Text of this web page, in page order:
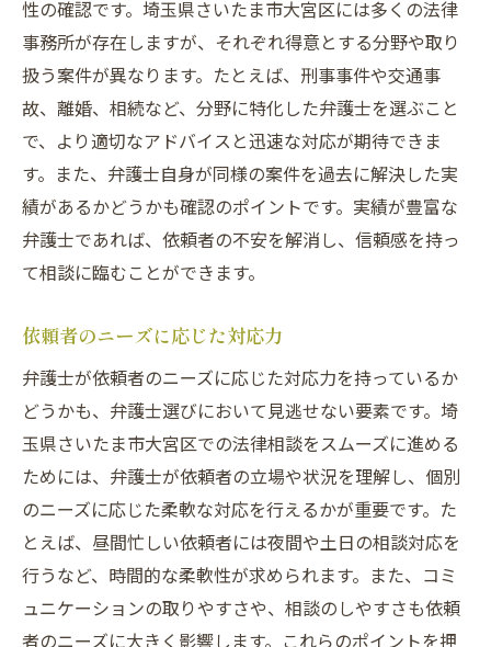
性の確認です。埼玉県さいたま市大宮区には多くの法律
事務所が存在しますが、それぞれ得意とする分野や取り
扱う案件が異なります。たとえば、刑事事件や交通事
故、離婚、相続など、分野に特化した弁護士を選ぶこと
で、より適切なアドバイスと迅速な対応が期待できま
す。また、弁護士自身が同様の案件を過去に解決した実
績があるかどうかも確認のポイントです。実績が豊富な
弁護士であれば、依頼者の不安を解消し、信頼感を持っ
て相談に臨むことができます。
依頼者のニーズに応じた対応力
弁護士が依頼者のニーズに応じた対応力を持っているか
どうかも、弁護士選びにおいて見逃せない要素です。埼
玉県さいたま市大宮区での法律相談をスムーズに進める
ためには、弁護士が依頼者の立場や状況を理解し、個別
のニーズに応じた柔軟な対応を行えるかが重要です。た
とえば、昼間忙しい依頼者には夜間や土日の相談対応を
行うなど、時間的な柔軟性が求められます。また、コミ
ュニケーションの取りやすさや、相談のしやすさも依頼
者のニーズに大きく影響します。これらのポイントを押